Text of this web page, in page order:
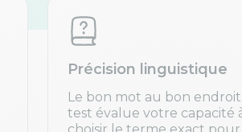
Précision linguistique
Le bon mot au bon endroit.
test évalue votre capacité